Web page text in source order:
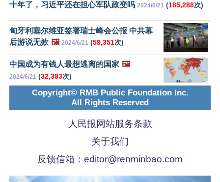
十年了，习近平还在担心军队政变吗 2024/6/21 (185,288次)
匈牙利塞尔维亚签署瑞士峰会公报 中共幕
后游说无效 🖼️ 2024/6/21 (59,351次)
中国成为有钱人最想逃离的国家 🖼️
2024/6/21 (32,393次)
Copyright© RMB Public Foundation Inc.
All Rights Reserved
人民报网站服务条款
关于我们
反馈信箱： editor@renminbao.com